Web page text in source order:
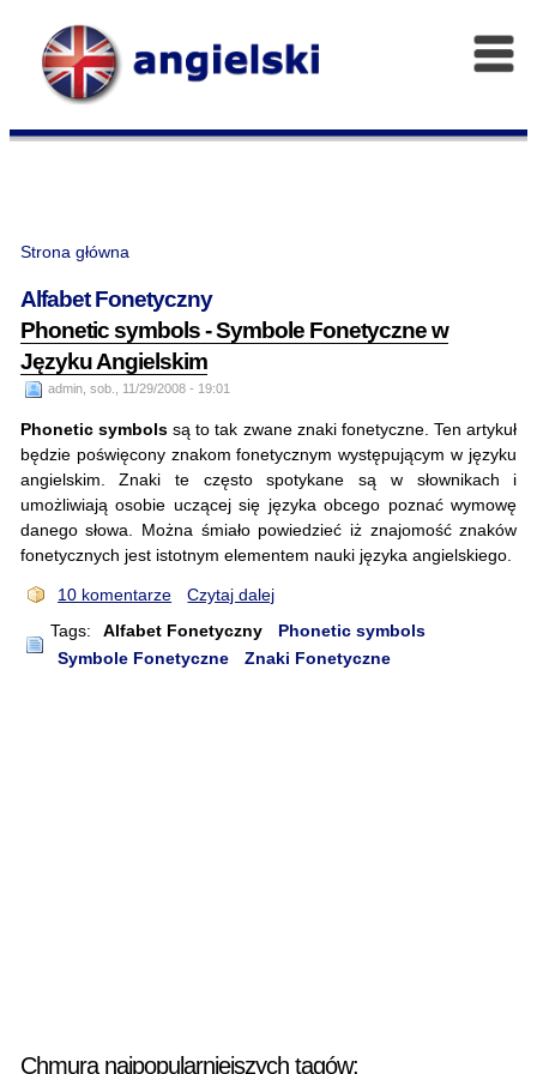
Strona główna
Alfabet Fonetyczny
Phonetic symbols - Symbole Fonetyczne w
Języku Angielskim
admin, sob., 11/29/2008 - 19:01
Phonetic symbols są to tak zwane znaki fonetyczne. Ten artykuł
będzie poświęcony znakom fonetycznym występującym w języku
angielskim. Znaki te często spotykane są w słownikach i
umożliwiają osobie uczącej się języka obcego poznać wymowę
danego słowa. Można śmiało powiedzieć iż znajomość znaków
fonetycznych jest istotnym elementem nauki języka angielskiego.
10 komentarze
Czytaj dalej
Tags:
Alfabet Fonetyczny
Phonetic symbols
Symbole Fonetyczne
Znaki Fonetyczne
Chmura najpopularniejszych tagów: